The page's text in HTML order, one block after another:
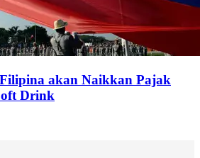
akan Naikkan Pajak
Drink